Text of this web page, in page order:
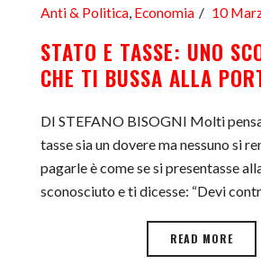
Anti & Politica, Economia 10
STATO E TASSE: UNO
CHE TI BUSSA ALLA
DI STEFANO BISOGNI Molti
tasse sia un dovere ma nessuno si
pagarle è come se si presentasse
sconosciuto e ti dicesse: “Devi
READ MORE